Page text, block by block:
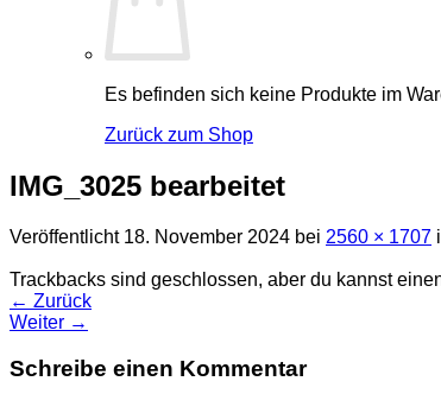
Es befinden sich keine Produkte im
Zurück zum Shop
IMG_3025 bearbeitet
Veröffentlicht 18. November 2024 bei 2560 × 1707
Trackbacks sind geschlossen, aber du kannst
← Zurück
Weiter →
Schreibe einen Kommentar